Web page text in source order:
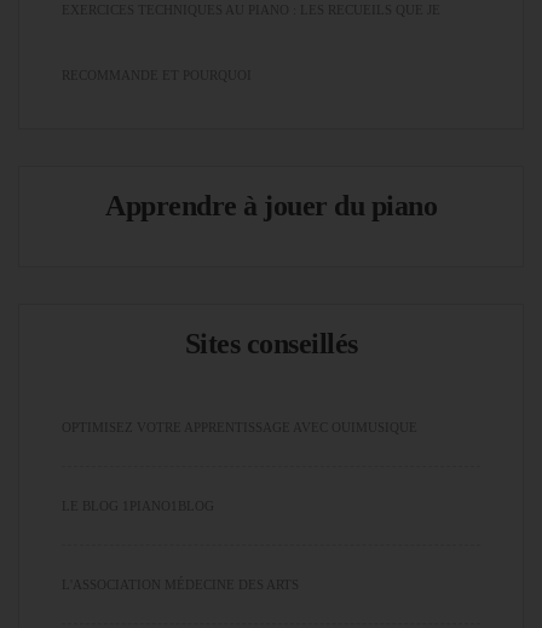
EXERCICES TECHNIQUES AU PIANO : LES RECUEILS QUE JE
RECOMMANDE ET POURQUOI
Apprendre à jouer du piano
Sites conseillés
OPTIMISEZ VOTRE APPRENTISSAGE AVEC OUIMUSIQUE
L'ASSOCIATION MÉDECINE DES ARTS